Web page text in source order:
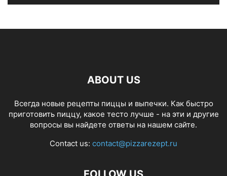
ABOUT US
Всегда новые рецепты пиццы и выпечки. Как быстро
приготовить пиццу, какое тесто лучше - на эти и другие
вопросы вы найдете ответы на нашем сайте.
Contact us: contact@pizzarezept.ru